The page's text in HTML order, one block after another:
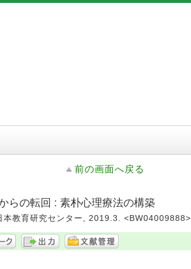
前の画面へ戻る
らの転回 : 素朴心理療法の構築
本教育研究センター, 2019.3. <BW04009888>